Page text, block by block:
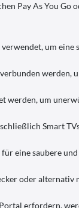
Pay As You Go
um
werden,
um
Smart
eine saubere
oder
erfordern,